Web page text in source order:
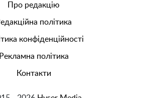
Про редакцію
політика
конфіденційності
Рекламна політика
Контакти